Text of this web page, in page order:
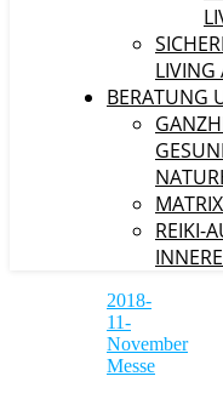
LIVING
BERATUNG
REIKI-
2018-
11-
November
Messe